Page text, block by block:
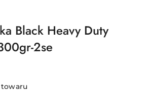
Black Heavy Duty
2se